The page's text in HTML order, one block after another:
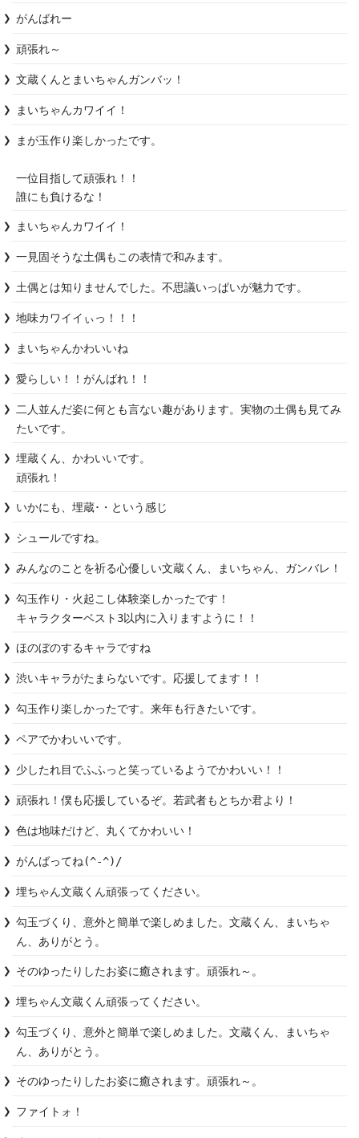
がんばれー
頑張れ～
文蔵くんとまいちゃんガンバッ！
まいちゃんカワイイ！
まが玉作り楽しかったです。
一位目指して頑張れ！！
まいちゃんカワイイ！
土偶とは知りませんでした。不思議いっぱいが魅力です。
地味カワイイぃっ！！！
まいちゃんかわいいね
愛らしい！！がんばれ！！
二人並んだ姿に何とも言ない趣があります。実物の土偶も見てみ
たいです。
埋蔵くん、かわいいです。
頑張れ！
いかにも、埋蔵･・という感じ
シュールですね。
みんなのことを祈る心優しい文蔵くん、まいちゃん、ガンバレ！
勾玉作り・火起こし体験楽しかったです！
キャラクターベスト3以内に入りますように！！
ほのぼのするキャラですね
渋いキャラがたまらないです。応援してます！！
勾玉作り楽しかったです。来年も行きたいです。
少したれ目でふふっと笑っているようでかわいい！！
頑張れ！僕も応援しているぞ。若武者もとちか君より！
色は地味だけど、丸くてかわいい！
がんばってね(^-^)/
埋ちゃん文蔵くん頑張ってください。
勾玉づくり、意外と簡単で楽しめました。文蔵くん、まいちゃ
ん、ありがとう。
そのゆったりしたお姿に癒されます。頑張れ～。
埋ちゃん文蔵くん頑張ってください。
勾玉づくり、意外と簡単で楽しめました。文蔵くん、まいちゃ
ん、ありがとう。
そのゆったりしたお姿に癒されます。頑張れ～。
ファイトォ！